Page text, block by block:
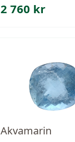
2 760 kr
Akvamarin